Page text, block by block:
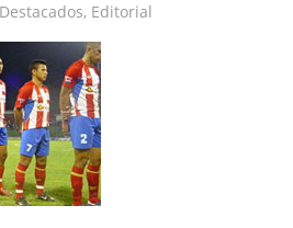
Extreme Sports
Destacados, Editorial